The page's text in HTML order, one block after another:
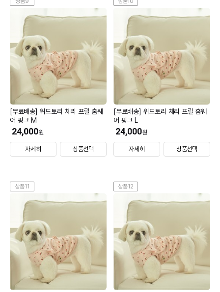
[무료배송] 위드토리 체리 프릴 홈웨
어 핑크 M
24,000원
자세히 상품선택
[무료배송] 위드토리 체리 프릴 홈웨
어 핑크 L
24,000원
자세히 상품선택
상품11 상품12